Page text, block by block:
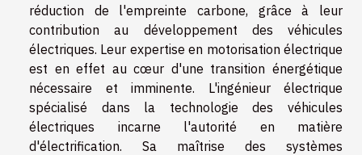
réduction de l'empreinte carbone, grâce à leur
contribution au développement des véhicules
électriques. Leur expertise en motorisation électrique
est en effet au cœur d'une transition énergétique
nécessaire et imminente. L'ingénieur électrique
spécialisé dans la technologie des véhicules
électriques incarne l'autorité en matière
d'électrification. Sa maîtrise des systèmes